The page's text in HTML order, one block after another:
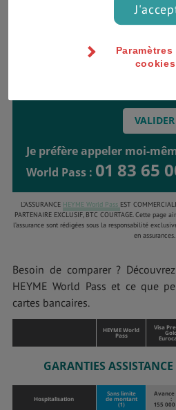
Je préfère appeler moi-
World Pass : 01 83 65
L’ASSURANCE HEYME World Pass EST
PARTENAIRE EXCLUSIF, BTC COURTAGE. Cette
l’assurance sont rédigées sous la responsabilité
en assurances.
Besoin de comparer ?
HEYME World Pass et ce que
cartes bancaires.
HEYME World
Pass
Visa
GARANTIES
Hospitalisation
Sans limite
de montant
(1)
Avance
:
155
Paramètres
cookies